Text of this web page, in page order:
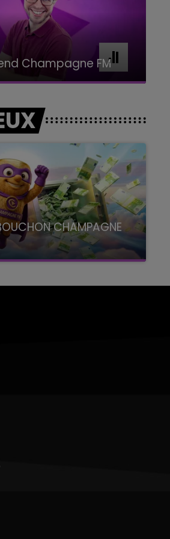
Champagne FM
CHAMPAGNE
Champagne FM, à 8H10